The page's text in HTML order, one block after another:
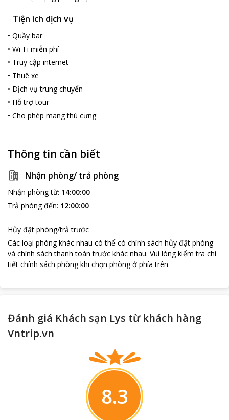
Tiện ích dịch vụ
• Quầy bar
• Wi-Fi miễn phí
• Truy cập internet
• Thuê xe
• Dịch vụ trung chuyển
• Hỗ trợ tour
• Cho phép mang thú cưng
Thông tin cần biết
Nhận phòng/ trả phòng
Nhận phòng từ: 14:00:00
Trả phòng đến: 12:00:00
Hủy đặt phòng/trả trước
Các loại phòng khác nhau có thể có chính sách hủy đặt phòng
và chính sách thanh toán trước khác nhau. Vui lòng kiểm tra chi
tiết chính sách phòng khi chọn phòng ở phía trên
Đánh giá Khách sạn Lys từ khách hàng
Vntrip.vn
8.3